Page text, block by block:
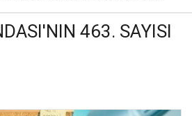
463. SAYISI